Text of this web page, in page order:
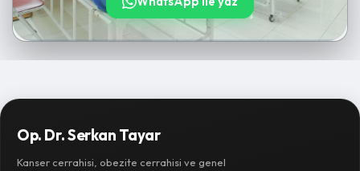
Op. Dr. Serkan Tayar
Kanser cerrahisi, obezite cerrahisi ve genel